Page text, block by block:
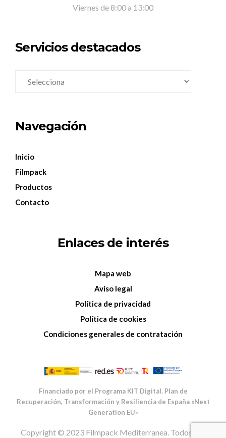
Viernes de 8:00 a 13:00
Servicios destacados
Navegación
Inicio
Filmpack
Productos
Contacto
Enlaces de interés
Mapa web
Aviso legal
Política de privacidad
Política de cookies
Condiciones generales de contratación
Financiado por el Programa KIT Digital. Plan de
Recuperación, Transformación y Resiliencia de España «Next
Generation EU»
Copyright © 2023 Filmpack Mediterranea. Todos Los